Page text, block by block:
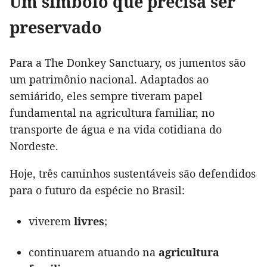
preservado
Para a The Donkey Sanctuary, os jumentos são
um patrimônio nacional. Adaptados ao
semiárido, eles sempre tiveram papel
fundamental na agricultura familiar, no
transporte de água e na vida cotidiana do
Nordeste.
Hoje, três caminhos sustentáveis são defendidos
para o futuro da espécie no Brasil:
viverem livres;
continuarem atuando na agricultura